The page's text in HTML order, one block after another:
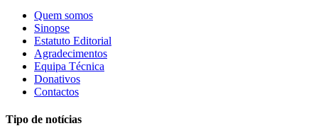
Quem somos
Sinopse
Estatuto Editorial
Agradecimentos
Equipa Técnica
Donativos
Contactos
Tipo de notícias